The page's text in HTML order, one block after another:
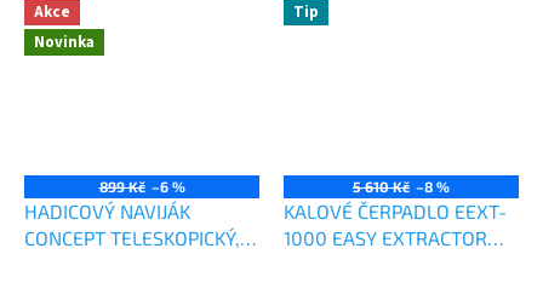
Akce
Novinka
899 Kč –6 %
HADICOVÝ NAVIJÁK
CONCEPT TELESKOPICKÝ,
Tip
5 610 Kč –8 %
KALOVÉ ČERPADLO EEXT-
1000 EASY EXTRACTOR